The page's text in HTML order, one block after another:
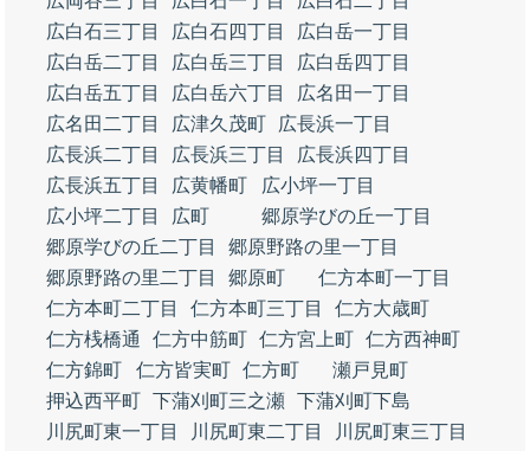
広白石三丁目
広白石四丁目
広白岳一丁目
広白岳二丁目
広白岳三丁目
広白岳四丁目
広白岳五丁目
広白岳六丁目
広名田一丁目
広名田二丁目
広津久茂町
広長浜一丁目
広長浜二丁目
広長浜三丁目
広長浜四丁目
広長浜五丁目
広黄幡町
広小坪一丁目
広小坪二丁目
広町
郷原学びの丘一丁目
郷原学びの丘二丁目
郷原野路の里一丁目
郷原野路の里二丁目
郷原町
仁方本町一丁目
仁方本町二丁目
仁方本町三丁目
仁方大歳町
仁方桟橋通
仁方中筋町 仁方宮上町 仁方西神町
仁方錦町
仁方皆実町 仁方町
瀬戸見町
押込西平町 下蒲刈町三之瀬 下蒲刈町下島
川尻町東一丁目
川尻町東二丁目
川尻町東三丁目